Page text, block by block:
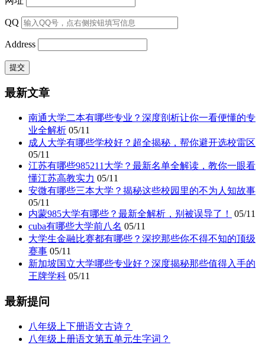
QQ
Address
最新文章
南通大学二本有哪些专业？深度剖析让你一看便懂的专
业全解析 05/11
成人大学有哪些学校好？超全揭秘，帮你避开选校雷区
05/11
江苏有哪些985211大学？最新名单全解读，教你一眼看
懂江苏高教实力 05/11
安微有哪些三本大学？揭秘这些校园里的不为人知故事
05/11
内蒙985大学有哪些？最新全解析，别被误导了！
05/11
cuba有哪些大学前八名 05/11
大学生金融比赛都有哪些？深挖那些你不得不知的顶级
赛事 05/11
新加坡国立大学哪些专业好？深度揭秘那些值得入手的
王牌学科 05/11
最新提问
八年级上下册语文古诗？
八年级上册语文第五单元生字词？